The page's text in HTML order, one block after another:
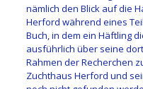
nämlich den Blick auf die
Herford während eines
Buch, in dem ein Häftling
ausführlich über seine
Rahmen der Recherchen
Zuchthaus Herford und